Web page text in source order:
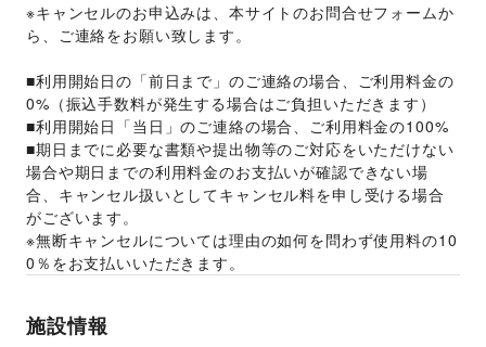
※キャンセルのお申込みは、本サイトのお問合せフォームか
ら、ご連絡をお願い致します。
■利用開始日の「前日まで」のご連絡の場合、ご利用料金の
0%（振込手数料が発生する場合はご負担いただきます）
■利用開始日「当日」のご連絡の場合、ご利用料金の100%
■期日までに必要な書類や提出物等のご対応をいただけない
場合や期日までの利用料金のお支払いが確認できない場
合、キャンセル扱いとしてキャンセル料を申し受ける場合
がございます。
※無断キャンセルについては理由の如何を問わず使用料の10
0％をお支払いいただきます。
施設情報